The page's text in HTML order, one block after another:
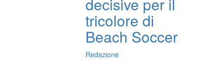
tricolore di
Beach Soccer
Redazione